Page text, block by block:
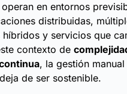
en entornos
distribuidas,
y servicios que
contexto de
, la gestión manual
de ser sostenible.